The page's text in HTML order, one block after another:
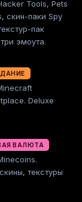
Tools, Pets
скин-паки Spy
пак
эмоута.
Deluxe
ВАЛЮТА
текстуры